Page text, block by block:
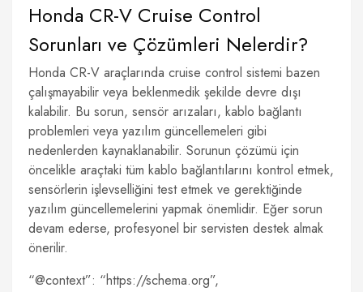
Honda CR-V Cruise Control
Sorunları ve Çözümleri Nelerdir?
Honda CR-V araçlarında cruise control sistemi bazen
çalışmayabilir veya beklenmedik şekilde devre dışı
kalabilir. Bu sorun, sensör arızaları, kablo bağlantı
problemleri veya yazılım güncellemeleri gibi
nedenlerden kaynaklanabilir. Sorunun çözümü için
öncelikle araçtaki tüm kablo bağlantılarını kontrol etmek,
sensörlerin işlevselliğini test etmek ve gerektiğinde
yazılım güncellemelerini yapmak önemlidir. Eğer sorun
devam ederse, profesyonel bir servisten destek almak
önerilir.
“@context”: “https://schema.org”,